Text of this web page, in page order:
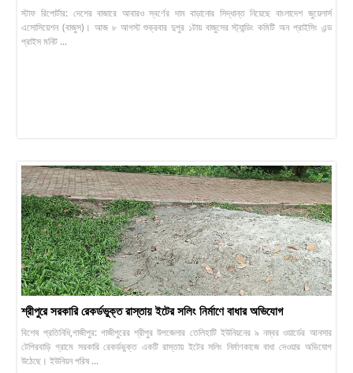
স্টাফ রিপোর্টার: দেশের বাজারে আবারও স্বর্ণের দাম বাড়ানোর সিদ্ধান্ত নিয়েছে বাংলাদেশ জুয়েলার্স
এসোসিয়েশন (বাজুস)। আজ ৮ আগস্ট শুক্রবার দুপুর ১টায় বাজুসের স্ট্যান্ডিং কমিটি অন প্রাইসিং এন্ড
প্রাইস মনিট ...
শ্রীপুরে সরকারি রেকর্ডভুক্ত রাস্তায় ইটের সলিং নির্মাণে বাধার অভিযোগ
বিশেষ প্রতিনিধি,গাজীপুর: গাজীপুরের শ্রীপুর উপজেলার তেলিহাটি ইউনিয়নের ৯ নম্বর ওয়ার্ডের আনসার
টেপিরবাড়ি গ্রামে সরকারি রেকর্ডভুক্ত একটি রাস্তায় ইটের সলিং নির্মাণকাজে বাধা দেওয়ার অভিযোগ
উঠেছে। ইউনিয়ন পরিষ ...